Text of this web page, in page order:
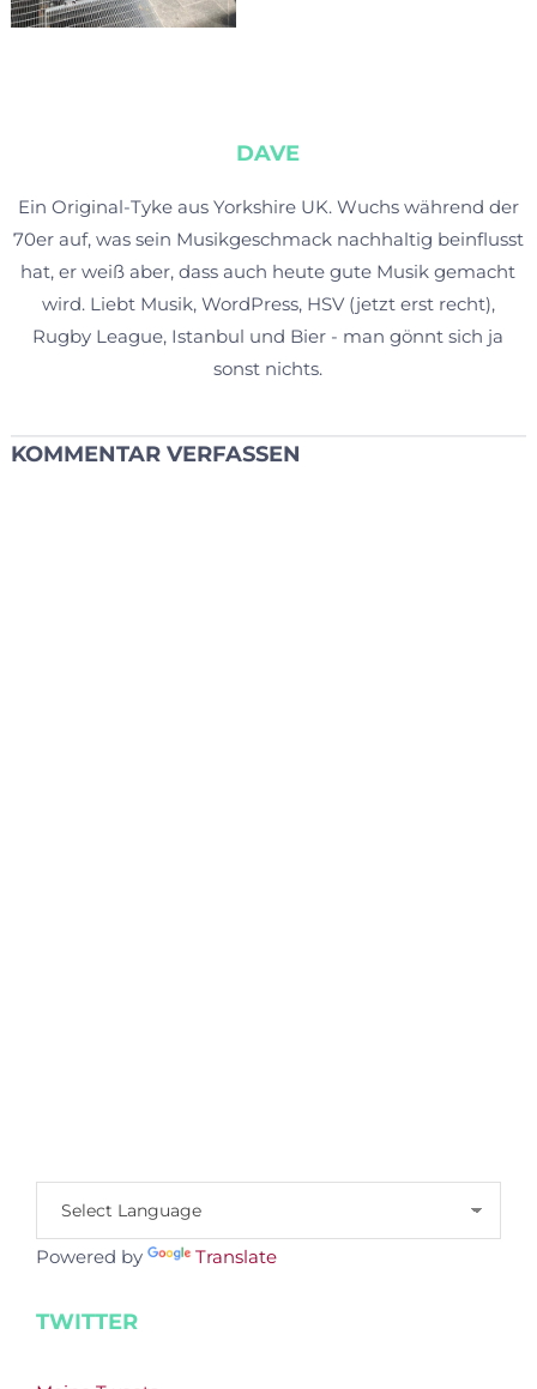
DAVE
Ein Original-Tyke aus Yorkshire UK. Wuchs während der
70er auf, was sein Musikgeschmack nachhaltig beinflusst
hat, er weiß aber, dass auch heute gute Musik gemacht
wird. Liebt Musik, WordPress, HSV (jetzt erst recht),
Rugby League, Istanbul und Bier - man gönnt sich ja
sonst nichts.
KOMMENTAR VERFASSEN
Powered by Translate
TWITTER